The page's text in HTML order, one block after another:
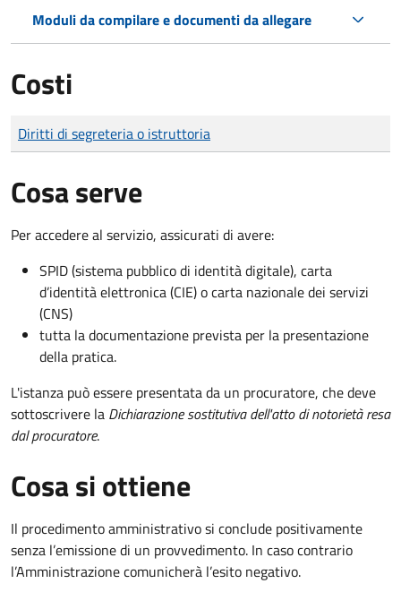
Moduli da compilare e documenti da allegare
Costi
Tipo di pagamento
Importo
Diritti di segreteria o istruttoria
Cosa serve
Per accedere al servizio, assicurati di avere:
SPID (sistema pubblico di identità digitale), carta
d’identità elettronica (CIE) o carta nazionale dei servizi
(CNS)
tutta la documentazione prevista per la presentazione
della pratica.
L'istanza può essere presentata da un procuratore, che deve
sottoscrivere la Dichiarazione sostitutiva dell'atto di notorietà resa
dal procuratore.
Cosa si ottiene
Il procedimento amministrativo si conclude positivamente
senza l’emissione di un provvedimento. In caso contrario
l’Amministrazione comunicherà l’esito negativo.